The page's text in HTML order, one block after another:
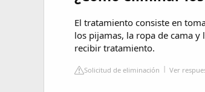
El tratamiento consiste en
los pijamas, la ropa de cama
recibir tratamiento.
Solicitud de eliminación Ver